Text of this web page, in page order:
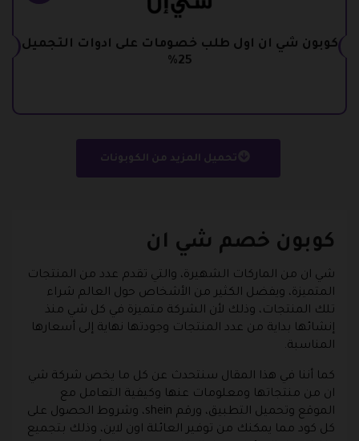
كوبون شي ان اول طلب خصومات على ادوات التجميل
25%
كوبون خصم شي ان
شي ان من الماركات الشهيرة، والتي تقدم عدد من المنتجات
المتميزة، ويفضل الكثير من الأشخاص حول العالم شراء
تلك المنتجات، وذلك لأن الشركة متميزة في كل شي منذ
إنشائها بداية من عدد المنتجات وجودتها نهاية إلى أسعارها
المناسبة.
كما أننا في هذا المقال سنتحدث عن كل ما يخص شركة شي
ان من منتجاتها ومعلومات عنها وكيفية التعامل مع
الموقع وتحميل التطبيق، ورقم shein، وشروط الحصول على
كل كود مما يمكنك من توفير العائلة اون لاين، وذلك بتجميع